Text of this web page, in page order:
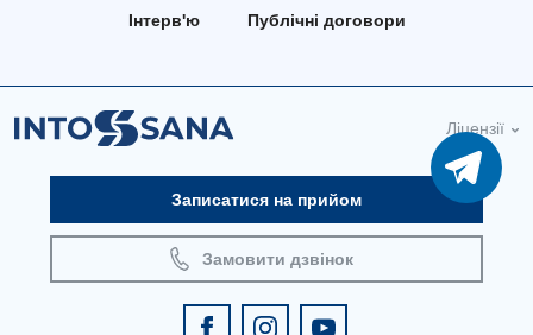
Оториноларингологія
Офтальмологічне відділення
Педіатричне відділення
Проктологія
Пульмонологія
Судинна хірургія
Терапевтичне відділення
Інтерв'ю Публічні договори
Ліцензії
Записатися на прийом
Замовити дзвінок